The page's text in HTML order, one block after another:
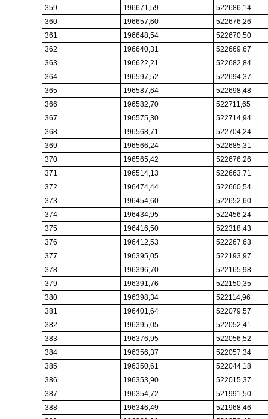
359
196671,59
522686,14
360
196657,60
522676,26
361
196648,54
522670,50
362
196640,31
522669,67
363
196622,21
522682,84
364
196597,52
522694,37
365
196587,64
522698,48
366
196582,70
522711,65
367
196575,30
522714,94
368
196568,71
522704,24
369
196566,24
522685,31
370
196565,42
522676,26
371
196514,13
522663,71
372
196474,44
522660,54
373
196454,60
522652,60
374
196434,95
522456,24
375
196416,50
522318,43
376
196412,53
522267,63
377
196395,05
522193,97
378
196396,70
522165,98
379
196391,76
522150,35
380
196398,34
522114,96
381
196401,64
522079,57
382
196395,05
522052,41
383
196376,95
522056,52
384
196356,37
522057,34
385
196350,61
522044,18
386
196353,90
522015,37
387
196354,72
521991,50
388
196346,49
521968,46